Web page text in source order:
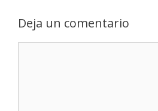
Deja un comentario